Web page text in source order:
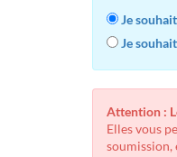
Je
Je
Attention :
Elles vous
soumission,